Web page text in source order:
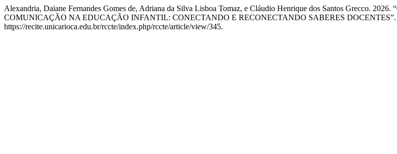
Alexandria, Daiane Fernandes Gomes de, Adriana da Silva Lisboa Tomaz, e Cláudio Henrique dos Santos Grecco.
COMUNICAÇÃO NA EDUCAÇÃO INFANTIL: CONECTANDO E RECONECTANDO SABERES DOCENTES”.
https://recite.unicarioca.edu.br/rccte/index.php/rccte/article/view/345.